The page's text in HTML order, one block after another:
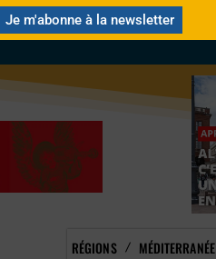
RÉGIONS MÉDITERRANÉE